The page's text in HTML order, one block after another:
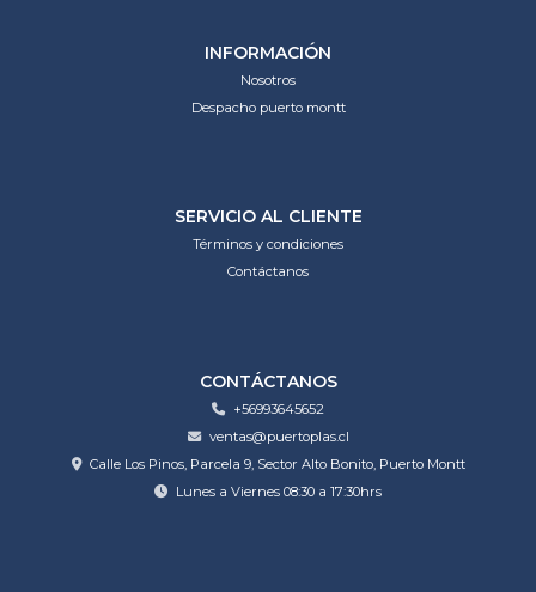
INFORMACIÓN
Nosotros
Despacho puerto montt
SERVICIO AL CLIENTE
Términos y condiciones
Contáctanos
CONTÁCTANOS
+56993645652
ventas@puertoplas.cl
Calle Los Pinos, Parcela 9, Sector Alto Bonito, Puerto Montt
Lunes a Viernes 08:30 a 17:30hrs